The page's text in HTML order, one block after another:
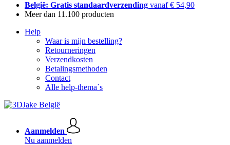
België: Gratis standaardverzending vanaf € 54,90
Meer dan 11.100 producten
Help
Waar is mijn bestelling?
Retourneringen
Verzendkosten
Betalingsmethoden
Contact
Alle help-thema`s
Aanmelden
Nu aanmelden